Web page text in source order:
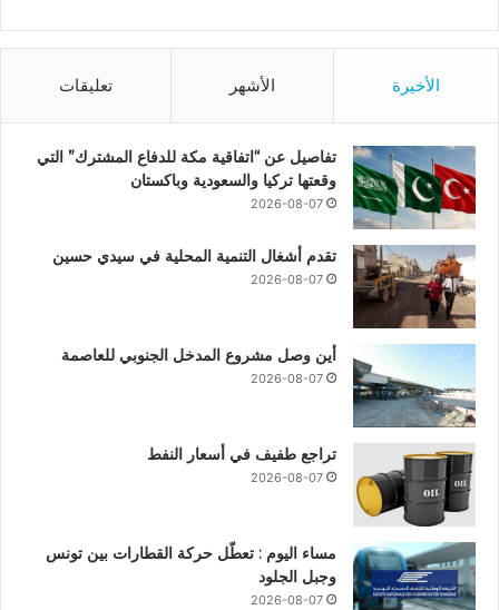
الأخيرة الأشهر تعليقات
تفاصيل عن “اتفاقية مكة للدفاع المشترك” التي
وقعتها تركيا والسعودية وباكستان
2026-08-07
تقدم أشغال التنمية المحلية في سيدي حسين
2026-08-07
أين وصل مشروع المدخل الجنوبي للعاصمة
2026-08-07
تراجع طفيف في أسعار النفط
2026-08-07
مساء اليوم : تعطّل حركة القطارات بين تونس
وجبل الجلود
2026-08-07